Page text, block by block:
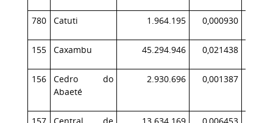
780 Catuti 1.964.195 0,000930
155 Caxambu 45.294.946 0,021438
156
Cedro do
Abaeté
2.930.696 0,001387